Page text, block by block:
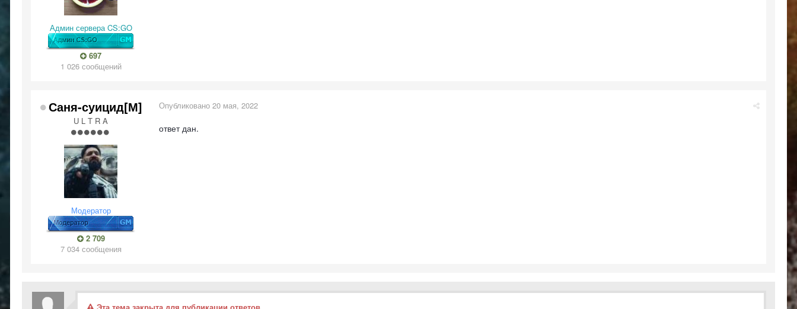
Админ сервера CS:GO
697
1 026 сообщений
Саня-суицид[М]
U L T R A
Модератор
2 709
7 034 сообщения
Опубликовано 20 мая, 2022
ответ дан.